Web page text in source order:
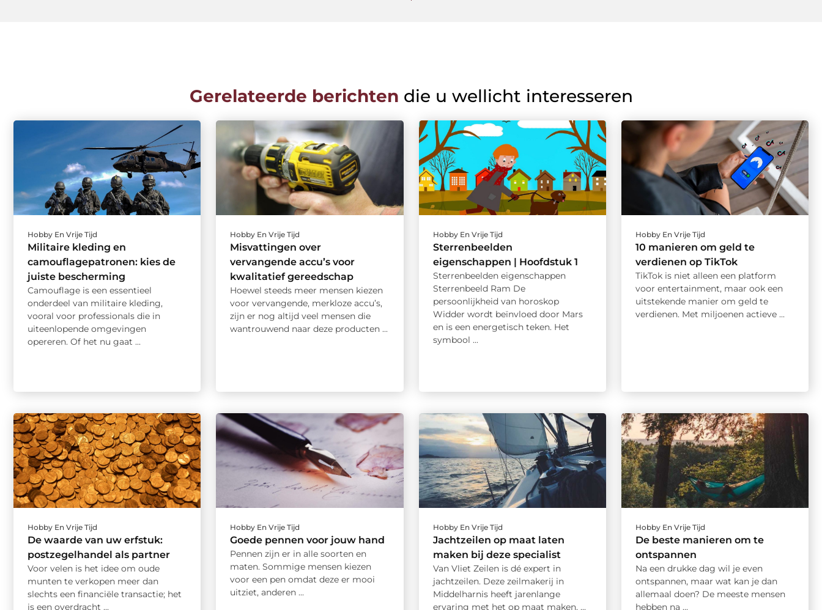
Gerelateerde berichten die u wellicht interesseren
Hobby En Vrije Tijd
Militaire kleding en
camouflagepatronen: kies de
juiste bescherming
Camouflage is een essentieel
onderdeel van militaire kleding,
vooral voor professionals die in
uiteenlopende omgevingen
opereren. Of het nu gaat ...
Hobby En Vrije Tijd
Misvattingen over
vervangende accu’s voor
kwalitatief gereedschap
Hoewel steeds meer mensen kiezen
voor vervangende, merkloze accu’s,
zijn er nog altijd veel mensen die
wantrouwend naar deze producten ...
Hobby En Vrije Tijd
Sterrenbeelden
eigenschappen | Hoofdstuk 1
Sterrenbeelden eigenschappen
Sterrenbeeld Ram De
persoonlijkheid van horoskop
Widder wordt beïnvloed door Mars
en is een energetisch teken. Het
symbool ...
Hobby En Vrije Tijd
10 manieren om geld te
verdienen op TikTok
TikTok is niet alleen een platform
voor entertainment, maar ook een
uitstekende manier om geld te
verdienen. Met miljoenen actieve ...
Hobby En Vrije Tijd
De waarde van uw erfstuk:
postzegelhandel als partner
Voor velen is het idee om oude
munten te verkopen meer dan
slechts een financiële transactie; het
is een overdracht ...
Hobby En Vrije Tijd
Goede pennen voor jouw hand
Pennen zijn er in alle soorten en
maten. Sommige mensen kiezen
voor een pen omdat deze er mooi
uitziet, anderen ...
Hobby En Vrije Tijd
Jachtzeilen op maat laten
maken bij deze specialist
Van Vliet Zeilen is dé expert in
jachtzeilen. Deze zeilmakerij in
Middelharnis heeft jarenlange
ervaring met het op maat maken, ...
Hobby En Vrije Tijd
De beste manieren om te
ontspannen
Na een drukke dag wil je even
ontspannen, maar wat kan je dan
allemaal doen? De meeste mensen
hebben na ...